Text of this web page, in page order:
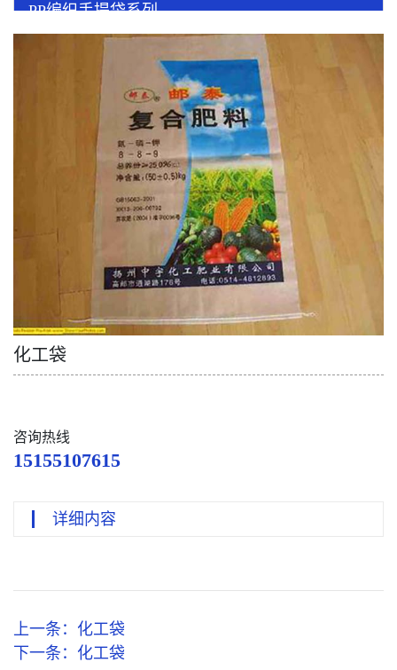
PP编织手提袋系列
纸塑袋系列
化工袋
咨询热线
15155107615
详细内容
上一条： 化工袋
下一条： 化工袋